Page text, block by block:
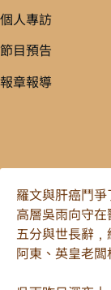
羅文與肝癌鬥
高層吳雨向守
五分與世長辭
阿東、英皇老闆
個人專訪
節目預告
報章報導